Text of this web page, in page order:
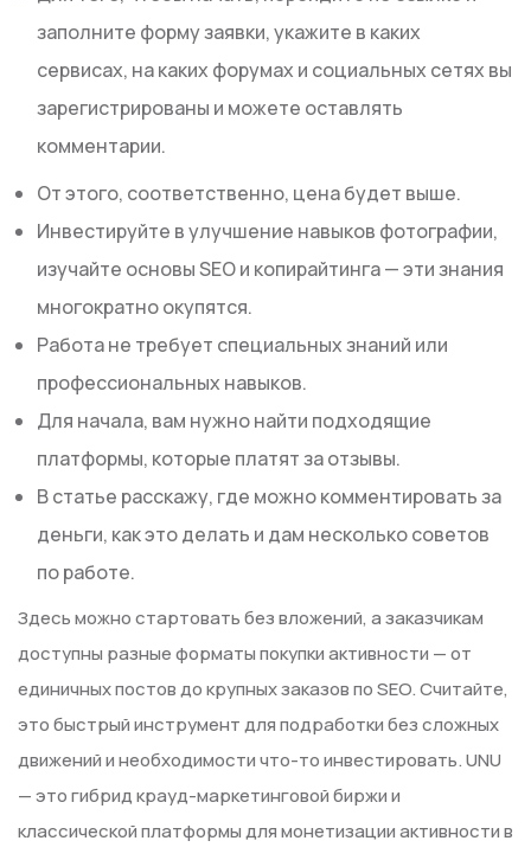
заполните форму заявки, укажите в каких
сервисах, на каких форумах и социальных сетях вы
зарегистрированы и можете оставлять
комментарии.
От этого, соответственно, цена будет выше.
Инвестируйте в улучшение навыков фотографии,
изучайте основы SEO и копирайтинга — эти знания
многократно окупятся.
Работа не требует специальных знаний или
профессиональных навыков.
Для начала, вам нужно найти подходящие
платформы, которые платят за отзывы.
В статье расскажу, где можно комментировать за
деньги, как это делать и дам несколько советов
по работе.
Здесь можно стартовать без вложений, а заказчикам
доступны разные форматы покупки активности — от
единичных постов до крупных заказов по SEO. Считайте,
это быстрый инструмент для подработки без сложных
движений и необходимости что-то инвестировать. UNU
— это гибрид крауд-маркетинговой биржи и
классической платформы для монетизации активности в